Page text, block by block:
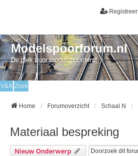
Registreer
Modelspoorforum.nl
De plek voor modelspoorders!
V&A Zoek
Home Forumoverzicht Schaal N
Materiaal bespreking
Nieuw Onderwerp